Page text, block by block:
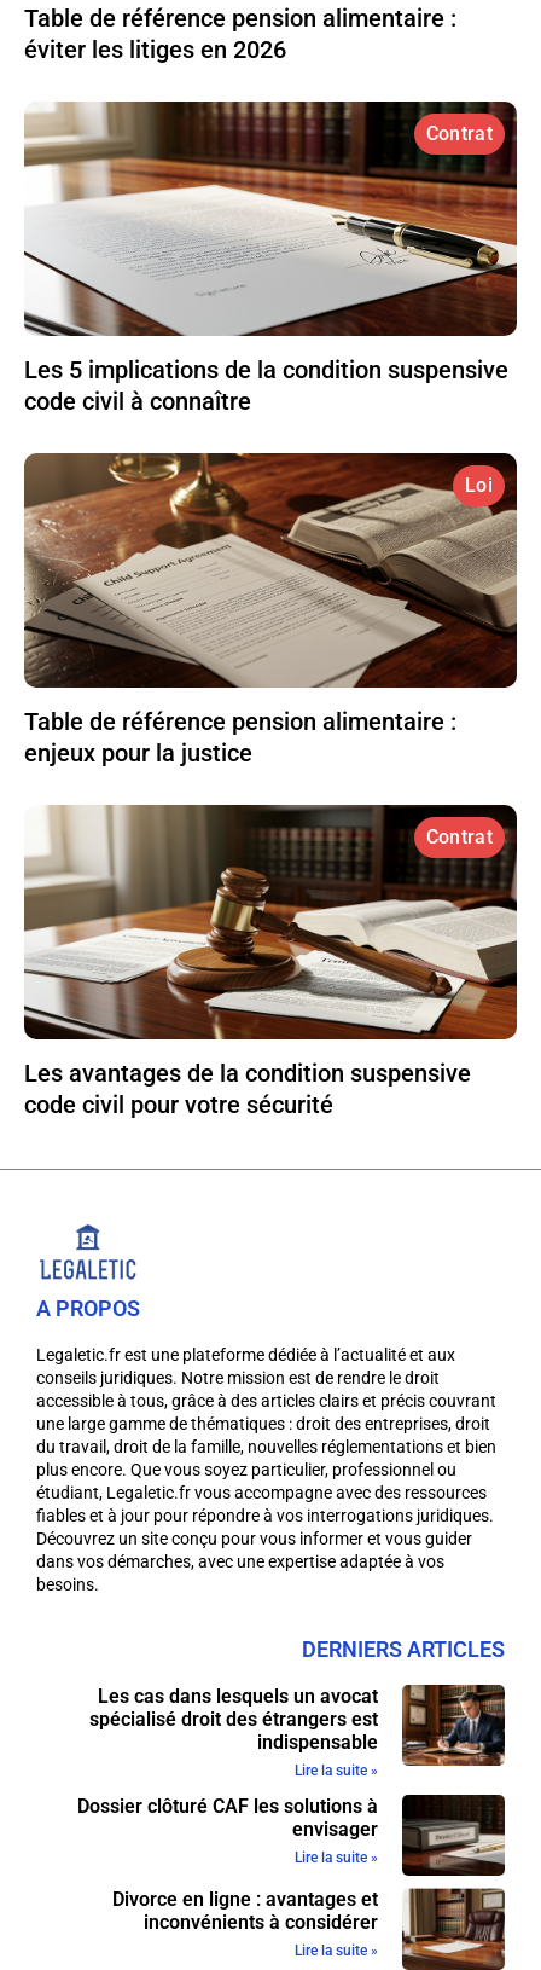
Table de référence pension alimentaire :
éviter les litiges en 2026
Contrat
Les 5 implications de la condition suspensive
code civil à connaître
Loi
Table de référence pension alimentaire :
enjeux pour la justice
Contrat
Les avantages de la condition suspensive
code civil pour votre sécurité
A PROPOS
Legaletic.fr est une plateforme dédiée à l’actualité et aux
conseils juridiques. Notre mission est de rendre le droit
accessible à tous, grâce à des articles clairs et précis couvrant
une large gamme de thématiques : droit des entreprises, droit
du travail, droit de la famille, nouvelles réglementations et bien
plus encore. Que vous soyez particulier, professionnel ou
étudiant, Legaletic.fr vous accompagne avec des ressources
fiables et à jour pour répondre à vos interrogations juridiques.
Découvrez un site conçu pour vous informer et vous guider
dans vos démarches, avec une expertise adaptée à vos
besoins.
DERNIERS ARTICLES
Les cas dans lesquels un avocat
spécialisé droit des étrangers est
indispensable
Lire la suite »
Dossier clôturé CAF les solutions à
envisager
Lire la suite »
Divorce en ligne : avantages et
inconvénients à considérer
Lire la suite »